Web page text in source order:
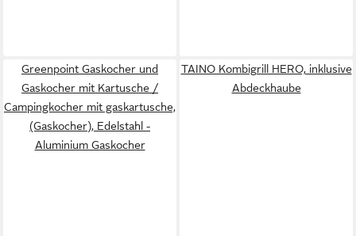
Greenpoint Gaskocher und
Gaskocher mit Kartusche /
Campingkocher mit gaskartusche,
(Gaskocher), Edelstahl -
Aluminium Gaskocher
TAINO Kombigrill HERO, inklusive
Abdeckhaube